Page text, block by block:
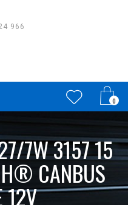
966
0
7W 3157 15
CANBUS
12V